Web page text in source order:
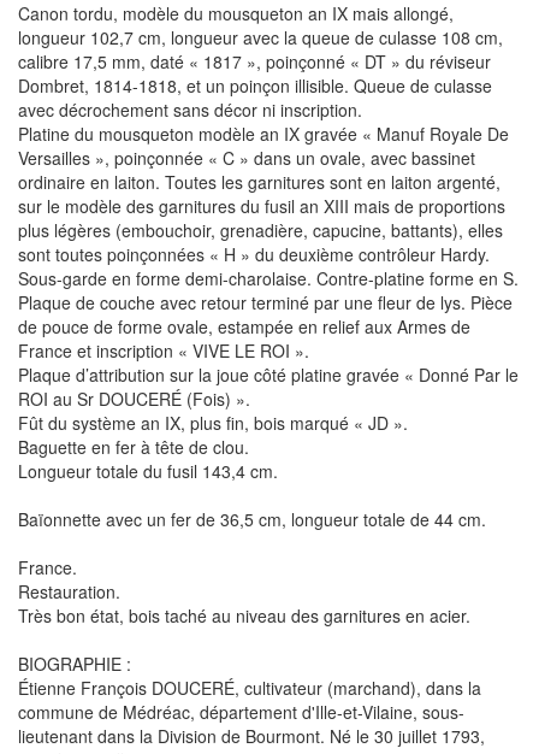
Canon tordu, modèle du mousqueton an IX mais allongé,
longueur 102,7 cm, longueur avec la queue de culasse 108 cm,
calibre 17,5 mm, daté « 1817 », poinçonné « DT » du réviseur
Dombret, 1814-1818, et un poinçon illisible. Queue de culasse
avec décrochement sans décor ni inscription.
Platine du mousqueton modèle an IX gravée « Manuf Royale De
Versailles », poinçonnée « C » dans un ovale, avec bassinet
ordinaire en laiton. Toutes les garnitures sont en laiton argenté,
sur le modèle des garnitures du fusil an XIII mais de proportions
plus légères (embouchoir, grenadière, capucine, battants), elles
sont toutes poinçonnées « H » du deuxième contrôleur Hardy.
Sous-garde en forme demi-charolaise. Contre-platine forme en S.
Plaque de couche avec retour terminé par une fleur de lys. Pièce
de pouce de forme ovale, estampée en relief aux Armes de
France et inscription « VIVE LE ROI ».
Plaque d’attribution sur la joue côté platine gravée « Donné Par le
ROI au Sr DOUCERÉ (Fois) ».
Fût du système an IX, plus fin, bois marqué « JD ».
Baguette en fer à tête de clou.
Longueur totale du fusil 143,4 cm.
Baïonnette avec un fer de 36,5 cm, longueur totale de 44 cm.
France.
Restauration.
Très bon état, bois taché au niveau des garnitures en acier.
BIOGRAPHIE :
Étienne François DOUCERÉ, cultivateur (marchand), dans la
commune de Médréac, département d'Ille-et-Vilaine, sous-
lieutenant dans la Division de Bourmont. Né le 30 juillet 1793,